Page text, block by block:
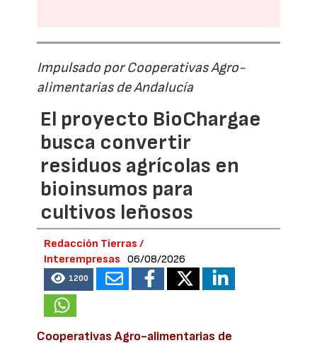
Impulsado por Cooperativas Agro-
alimentarias de Andalucía
El proyecto BioChargae
busca convertir
residuos agrícolas en
bioinsumos para
cultivos leñosos
Redacción Tierras /
Interempresas
06/08/2026
1200
Cooperativas Agro-alimentarias de